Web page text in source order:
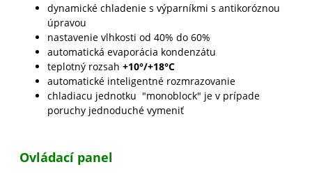
dynamické chladenie s výparníkmi s antikoróznou
úpravou
nastavenie vlhkosti od 40% do 60%
automatická evaporácia kondenzátu
teplotný rozsah +10°/+18°C
automatické inteligentné rozmrazovanie
chladiacu jednotku "monoblock" je v prípade
poruchy jednoduché vymeniť
Ovládací panel